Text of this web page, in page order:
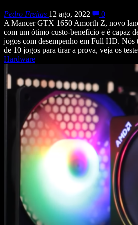
Pedro Freitas 12 ago, 2022
0
A Mancer GTX 1650 Amorth Z, novo
com um ótimo custo-benefício e é capaz
jogos com desempenho em Full HD. Nós
de 10 jogos para tirar a prova, veja os
Hardware